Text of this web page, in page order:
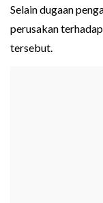
Selain dugaan
perusakan
tersebut.